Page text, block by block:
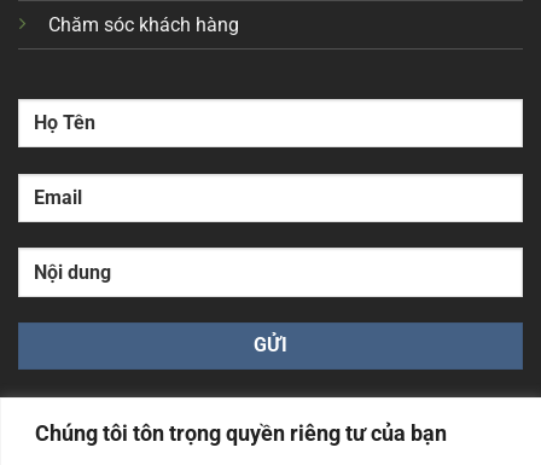
Chúng tôi tôn trọng quyền riêng tư của bạn
Chăm sóc khách hàng